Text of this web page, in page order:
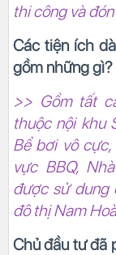
thi công và
Các tiện ích
gồm những gì?
>> Gồm tất
thuộc nội khu
Bể bơi vô
vực BBQ,
được sử dung
đô thị Nam
Chủ đầu tư đã